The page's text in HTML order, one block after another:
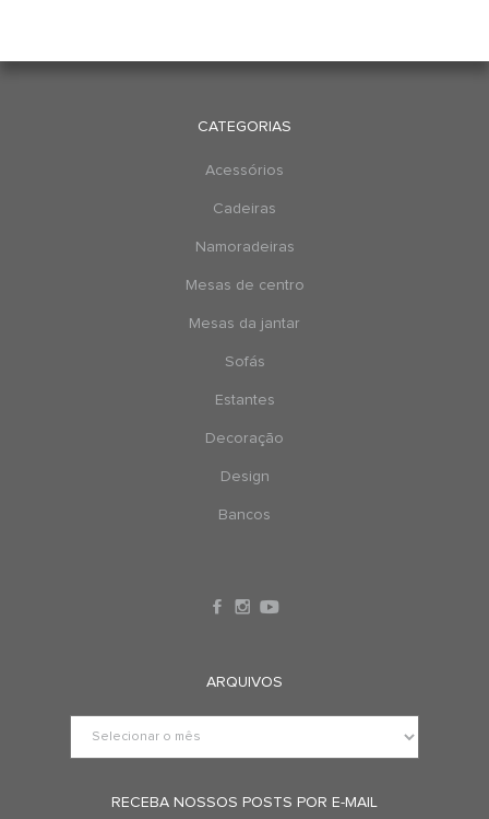
CATEGORIAS
Acessórios
Cadeiras
Namoradeiras
Mesas de centro
Mesas da jantar
Sofás
Estantes
Decoração
Design
Bancos
ARQUIVOS
RECEBA NOSSOS POSTS POR E-MAIL